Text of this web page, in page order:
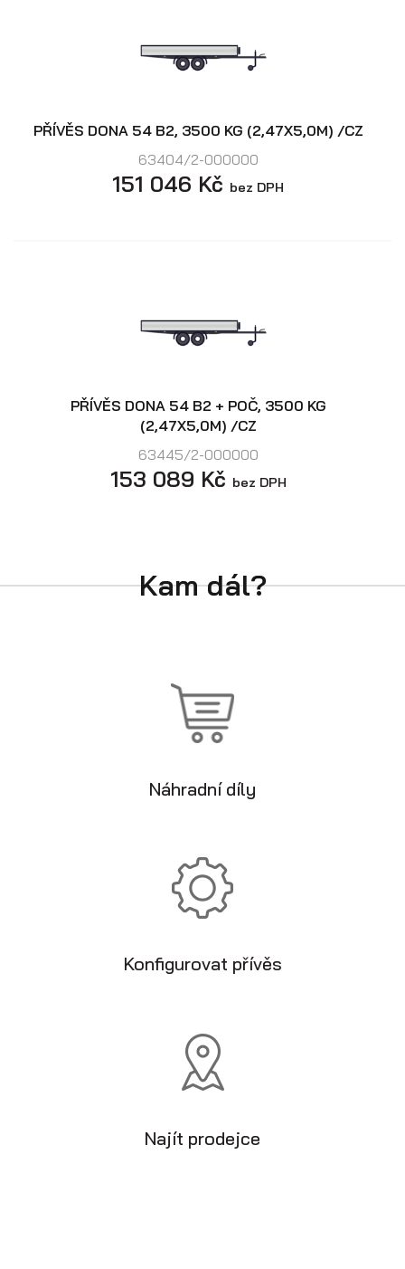
PŘÍVĚS DONA 54 B2, 3500 KG (2,47X5,0M) /CZ
63404/2-000000
151 046 Kč bez DPH
PŘÍVĚS DONA 54 B2 + POČ, 3500 KG
(2,47X5,0M) /CZ
63445/2-000000
153 089 Kč bez DPH
Kam dál?
Náhradní díly
Konfigurovat přívěs
Najít prodejce